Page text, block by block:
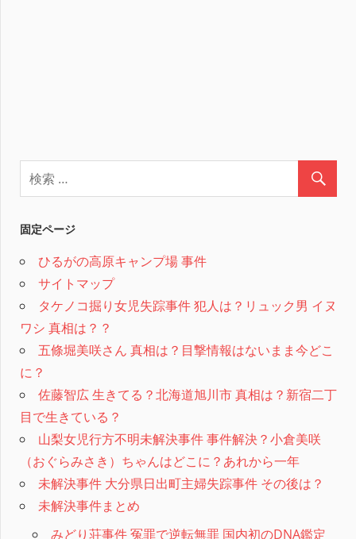
固定ページ
ひるがの高原キャンプ場 事件
サイトマップ
タケノコ掘り女児失踪事件 犯人は？リュック男 イヌ
ワシ 真相は？？
五條堀美咲さん 真相は？目撃情報はないまま今どこ
に？
佐藤智広 生きてる？北海道旭川市 真相は？新宿二丁
目で生きている？
山梨女児行方不明未解決事件 事件解決？小倉美咲
（おぐらみさき）ちゃんはどこに？あれから一年
未解決事件 大分県日出町主婦失踪事件 その後は？
未解決事件まとめ
みどり荘事件 冤罪で逆転無罪 国内初のDNA鑑定